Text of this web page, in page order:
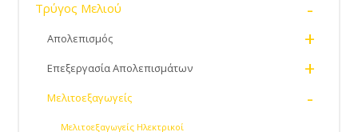
Τρύγος Μελιού -
Απολεπισμός +
Επεξεργασία Απολεπισμάτων +
Μελιτοεξαγωγείς -
Μελιτοεξαγωγείς Ηλεκτρικοί